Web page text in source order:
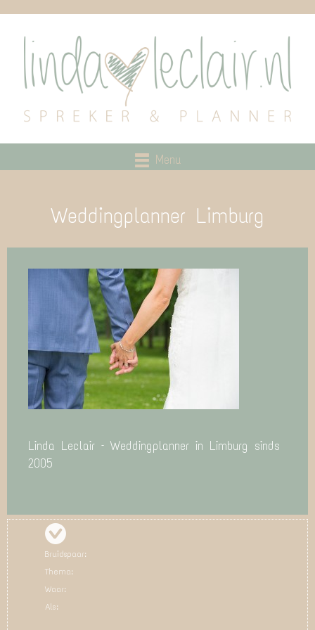
Menu
Weddingplanner Limburg
Linda Leclair – Weddingplanner in Limburg sinds
2005
Bruidspaar:
Thema:
Waar:
Als: